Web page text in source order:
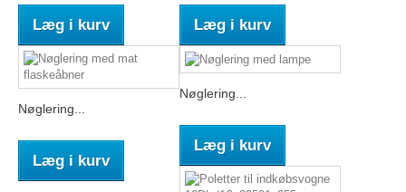
Læg i kurv Læg i kurv
Nøglering...
Læg i kurv
Nøglering...
Læg i kurv